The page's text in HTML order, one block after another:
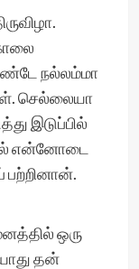
நல்லம்மா
செல்லையா
இடுப்பில்
என்னோடை
ஒரு
தன்